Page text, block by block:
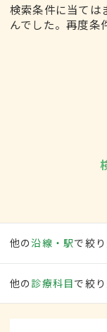
検索条件に当ては
んでした。再度条
他の沿線・駅で絞
他の 診療科目で絞